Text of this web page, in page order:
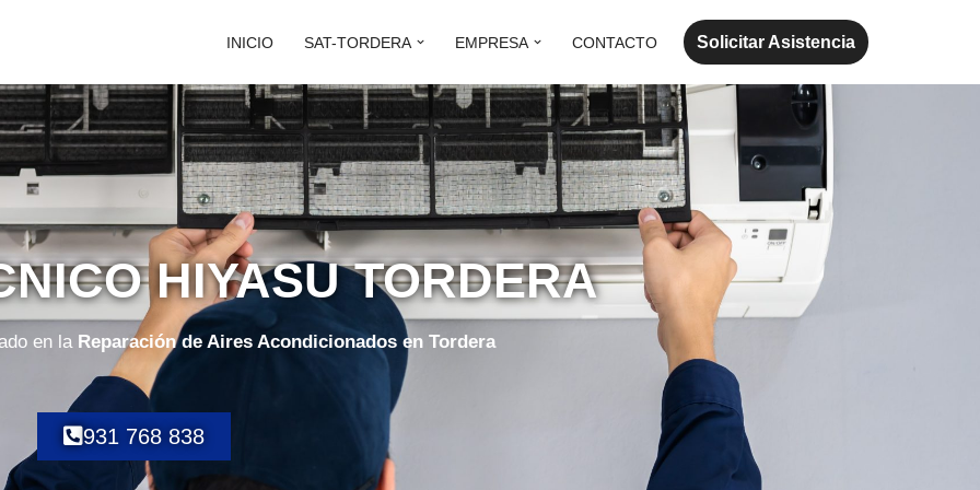
INICIO SAT-TORDERA EMPRESA CONTACTO Solicitar Asistencia
HIYASU TORDERA
en la Reparación de Aires Acondicionados en Tordera
931 768 838